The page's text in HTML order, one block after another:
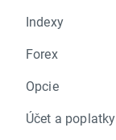
Indexy
Forex
Opcie
Účet a poplatky